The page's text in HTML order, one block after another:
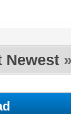
Newest